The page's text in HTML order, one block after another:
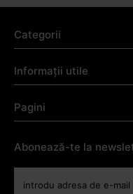
Categorii
Informații utile
Pagini
Abonează-te la